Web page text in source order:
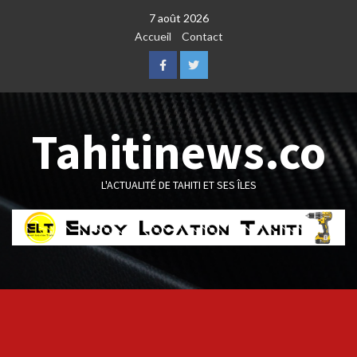
7 août 2026
Accueil
Contact
FacebookTwitter
Tahitinews.co
L'ACTUALITÉ DE TAHITI ET SES ÎLES